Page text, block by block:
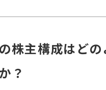
株主構成はど
？